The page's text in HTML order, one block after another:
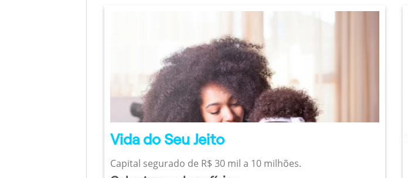
Vida do Seu Jeito
Capital segurado de R$ 30 mil a 10 milhões.